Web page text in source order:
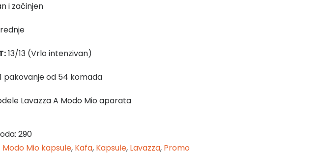
i začinjen
13/13 (Vrlo intenzivan)
1 pakovanje od 54 komada
Lavazza A Modo Mio aparata
290
Modo Mio kapsule, Kafa, Kapsule, Lavazza, Promo